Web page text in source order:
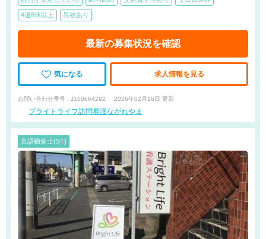
4週8休以上 昇給あり
最新の募集状況を確認
気になる 求人情報を見る
お問い合わせ番号 : J100664292 2026年02月16日 更新
ブライトライフ訪問看護ながれやま
言語聴覚士(ST)